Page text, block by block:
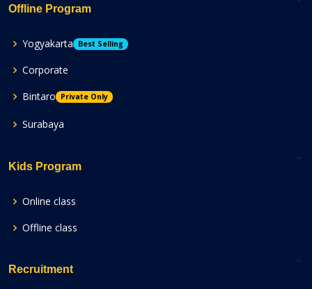
Offline Program
Yogyakarta Best Selling
Corporate
Bintaro
Private Only
Surabaya
Kids Program
Online class
Offline class
Recruitment